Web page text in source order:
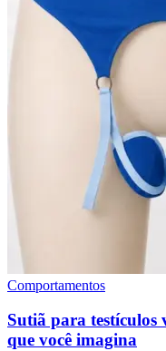
Comportamentos
Sutiã para testículos
que você imagina